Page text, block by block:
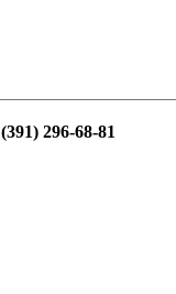
(391) 296-68-81